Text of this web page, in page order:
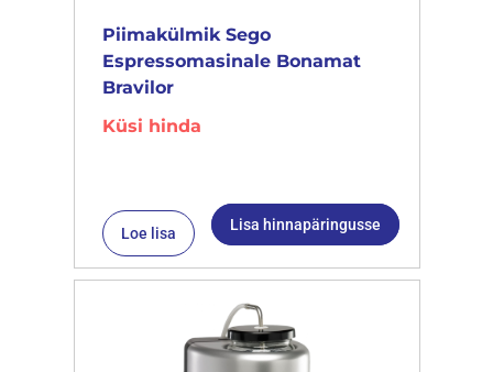
Piimakülmik Sego
Espressomasinale Bonamat
Bravilor
Küsi hinda
Loe lisa Lisa hinnapäringusse